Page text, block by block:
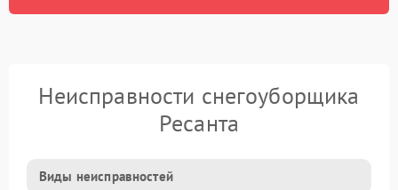
Неисправности снегоуборщика
Ресанта
Виды неисправностей